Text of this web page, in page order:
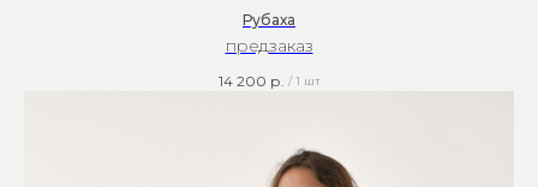
Рубаха
предзаказ
14 200 р. / 1 шт